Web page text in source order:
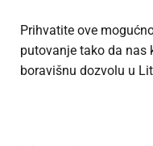
Prihvatite ove
putovanje tako da nas
boravišnu dozvolu u